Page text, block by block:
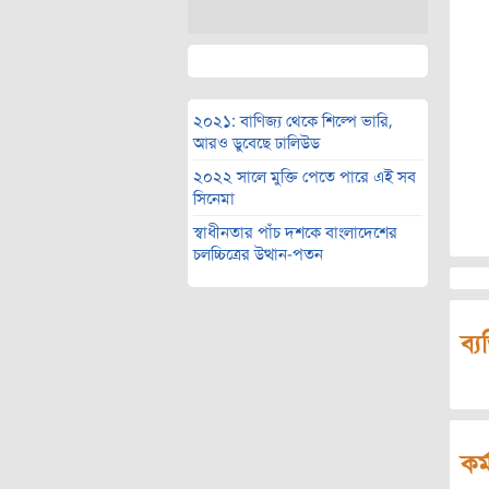
২০২১: বাণিজ্য থেকে শিল্পে ভারি,
আরও ডুবেছে ঢালিউড
২০২২ সালে মুক্তি পেতে পারে এই সব
সিনেমা
স্বাধীনতার পাঁচ দশকে বাংলাদেশের
চলচ্চিত্রের উত্থান-পতন